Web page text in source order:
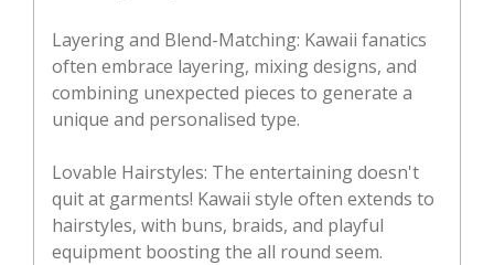
Layering and Blend-Matching: Kawaii fanatics
often embrace layering, mixing designs, and
combining unexpected pieces to generate a
unique and personalised type.
Lovable Hairstyles: The entertaining doesn't
quit at garments! Kawaii style often extends to
hairstyles, with buns, braids, and playful
equipment boosting the all round seem.